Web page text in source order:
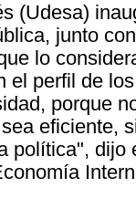
(Udesa)
junto
lo
el perfil de
porque
eficiente,
política", dijo